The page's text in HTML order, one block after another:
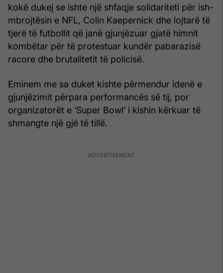
kokë dukej se ishte një shfaqje solidariteti për ish-
mbrojtësin e NFL, Colin Kaepernick dhe lojtarë të
tjerë të futbollit që janë gjunjëzuar gjatë himnit
kombëtar për të protestuar kundër pabarazisë
racore dhe brutalitetit të policisë.
Eminem me sa duket kishte përmendur idenë e
gjunjëzimit përpara performancës së tij, por
organizatorët e ‘Super Bowl’ i kishin kërkuar të
shmangte një gjë të tillë.